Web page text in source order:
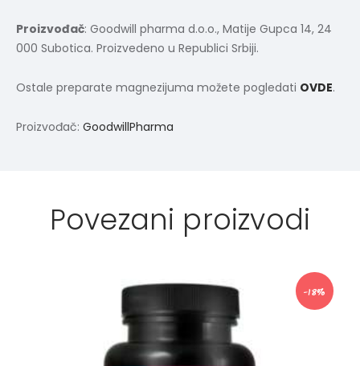
Proizvođač: Goodwill pharma d.o.o., Matije Gupca 14, 24
000 Subotica. Proizvedeno u Republici Srbiji.
Ostale preparate magnezijuma možete pogledati OVDE.
Proizvođač: GoodwillPharma
Povezani proizvodi
-18%